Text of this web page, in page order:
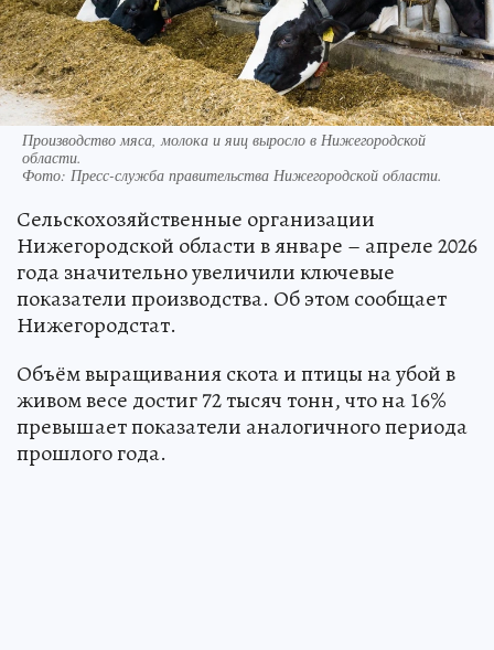
Производство мяса, молока и яиц выросло в Нижегородской
области.
Фото: Пресс-служба правительства Нижегородской области.
Сельскохозяйственные организации
Нижегородской области в январе – апреле 2026
года значительно увеличили ключевые
показатели производства. Об этом сообщает
Нижегородстат.
Объём выращивания скота и птицы на убой в
живом весе достиг 72 тысяч тонн, что на 16%
превышает показатели аналогичного периода
прошлого года.